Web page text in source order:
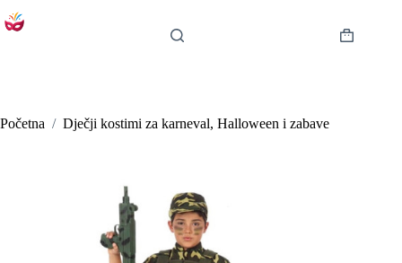
na
Košarica
Početna / Dječji kostimi za karneval, Halloween i zabave